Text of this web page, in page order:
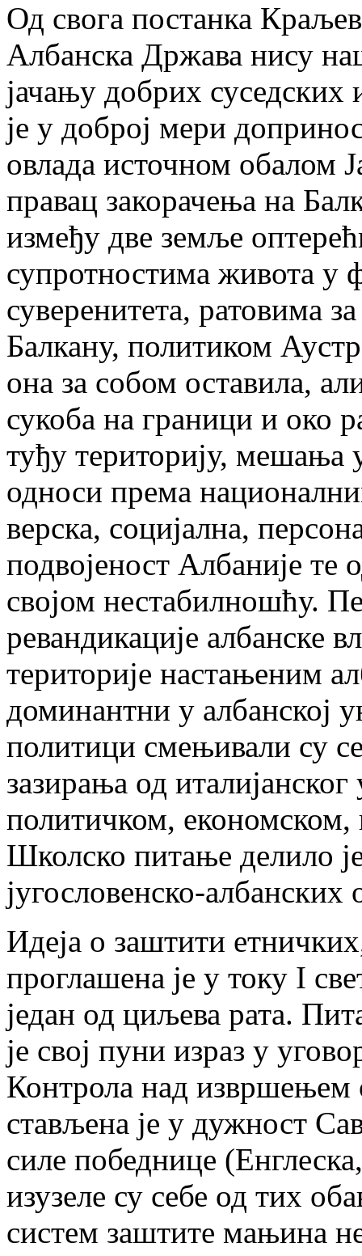
Од свога постанка
Албанска Држава нису
јачању добрих
je у доброј мери
овлада источном обалом
правац закорачења на
између две земље
супротностима живота у
суверенитета, ратовима
Балкану, политиком
она за собом оставила,
сукоба на граници и око
туђу територију, мешања
односи према
верска, социјална,
подвојеност Албаније те
својом нестабилношћу.
ревандикације албанске
територије настањеним
доминантни у албанској
политици смењивали су
зазирања од
политичком,
Школско питање делило
југословенско-албанских
Идеја о заштити
проглашена је у току I
један од циљева рата.
je свој пуни израз у
Контрола над извршењем
стављена је у дужност
силе победнице
изузеле су себе од тих
систем заштите мањина